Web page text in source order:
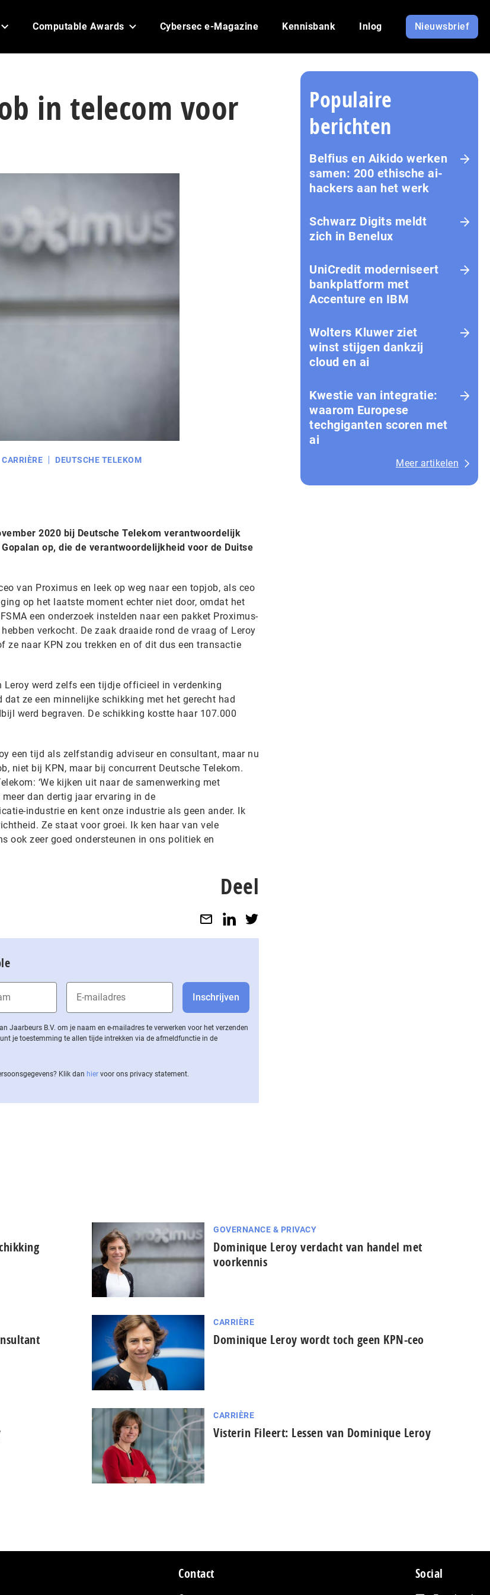
Computable Awards Cybersec e-Magazine Kennisbank Inlog Nieuwsbrief
in telecom voor
CARRIÈRE DEUTSCHE TELEKOM
2020 bij Deutsche Telekom verantwoordelijk
op, die de verantwoordelijkheid voor de Duitse
van Proximus en leek op weg naar een topjob, als ceo
op het laatste moment echter niet door, omdat het
een onderzoek instelden naar een pakket Proximus-
verkocht. De zaak draaide rond de vraag of Leroy
ze naar KPN zou trekken en of dit dus een transactie
werd zelfs een tijdje officieel in verdenking
dat ze een minnelijke schikking met het gerecht had
werd begraven. De schikking kostte haar 107.000
een tijd als zelfstandig adviseur en consultant, maar nu
niet bij KPN, maar bij concurrent Deutsche Telekom.
‘We kijken uit naar de samenwerking met
dan dertig jaar ervaring in de
industrie en kent onze industrie als geen ander. Ik
Ze staat voor groei. Ik ken haar van vele
ook zeer goed ondersteunen in ons politiek en
Deel
Jaarbeurs B.V. om je naam en e-mailadres te verwerken voor het verzenden
je toestemming te allen tijde intrekken via de af­meld­func­tie in de
Klik dan hier voor ons privacy statement.
Populaire
berichten
Belfius en Aikido werken
samen: 200 ethische ai-
hackers aan het werk
Schwarz Digits meldt
zich in Benelux
UniCredit moderniseert
bankplatform met
Accenture en IBM
Wolters Kluwer ziet
winst stijgen dankzij
cloud en ai
Kwestie van integratie:
waarom Europese
techgiganten scoren met
ai
Meer artikelen
GOVERNANCE & PRIVACY
Dominique Leroy verdacht van handel met
voorkennis
CARRIÈRE
Dominique Leroy wordt toch geen KPN-ceo
CARRIÈRE
Visterin Fileert: Lessen van Dominique Leroy
Contact Social